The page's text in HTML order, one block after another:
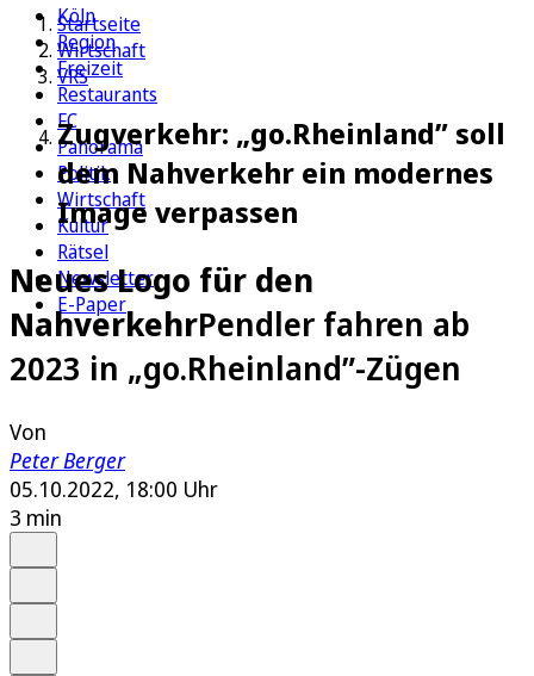
Köln
Region
Freizeit
Restaurants
FC
Panorama
Politik
Wirtschaft
Kultur
Rätsel
Newsletter
E-Paper
Startseite
Wirtschaft
VRS
Zugverkehr: „go.Rheinland” soll
dem Nahverkehr ein modernes
Image verpassen
Neues Logo für den
NahverkehrPendler fahren ab
2023 in „go.Rheinland”-Zügen
Von
Peter Berger
05.10.2022, 18:00 Uhr
3 min